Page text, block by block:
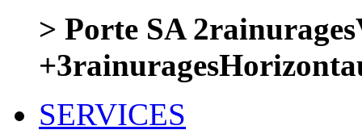
> Porte SA
SERVICES